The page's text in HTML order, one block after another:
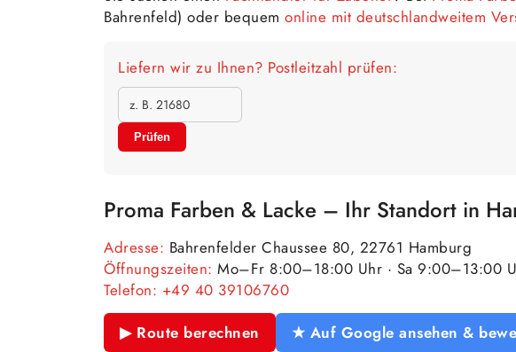
Bahrenfeld) oder bequem online mit deutschlandweitem
Liefern wir zu Ihnen? Postleitzahl prüfen:
Prüfen
Proma Farben & Lacke – Ihr Standort in
Adresse: Bahrenfelder Chaussee 80, 22761 Hamburg
Öffnungszeiten: Mo–Fr 8:00–18:00 Uhr · Sa 9:00–13:00
Telefon: +49 40 39106760
▶ Route berechnen ★ Auf Google ansehen &